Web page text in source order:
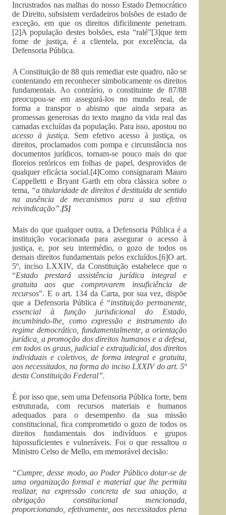
Incrustrados nas malhas do nosso Estado Democrático
de Direito, subsistem verdadeiros bolsões de estado de
exceção, em que os direitos dificilmente penetram.
[2]A população destes bolsões, esta “ralé”[3]que tem
fome de justiça, é a clientela, por excelência, da
Defensoria Pública.
A Constituição de 88 quis remediar este quadro, não se
contentando em reconhecer simbolicamente os direitos
fundamentais. Ao contrário, o constituinte de 87/88
preocupou-se em assegurá-los no mundo real, de
forma a transpor o abismo que ainda separa as
promessas generosas do texto magno da vida real das
camadas excluídas da população. Para isso, apostou no
acesso à justiça. Sem efetivo acesso à justiça, os
direitos, proclamados com pompa e circunstância nos
documentos jurídicos, tornam-se pouco mais do que
floreios retóricos em folhas de papel, desprovidos de
qualquer eficácia social.[4]Como consignaram Mauro
Cappelletti e Bryant Garth em obra clássica sobre o
tema, “a titularidade de direitos é destituída de sentido
na ausência de mecanismos para a sua efetiva
reivindicação”.[5]
Mais do que qualquer outra, a Defensoria Pública é a
instituição vocacionada para assegurar o acesso à
justiça, e, por seu intermédio, o gozo de todos os
demais direitos fundamentais pelos excluídos.[6]O art.
5º, inciso LXXIV, da Constituição estabelece que o
“Estado prestará assistência jurídica integral e
gratuita aos que comprovarem insuficiência de
recursos”. E o art. 134 da Carta, por sua vez, dispõe
que a Defensoria Pública é “instituição permanente,
essencial à função jurisdicional do Estado,
incumbindo-lhe, como expressão e instrumento do
regime democrático, fundamentalmente, a orientação
jurídica, a promoção dos direitos humanos e a defesa,
em todos os graus, judicial e extrajudicial, dos direitos
individuais e coletivos, de forma integral e gratuita,
aos necessitados, na forma do inciso LXXIV do art. 5º
desta Constituição Federal”.
É por isso que, sem uma Defensoria Pública forte, bem
estruturada, com recursos materiais e humanos
adequados para o desempenho da sua missão
constitucional, fica comprometido o gozo de todos os
direitos fundamentais dos indivíduos e grupos
hipossuficientes e vulneráveis. Foi o que ressaltou o
Ministro Celso de Mello, em memorável decisão:
“Cumpre, desse modo, ao Poder Público dotar-se de
uma organização formal e material que lhe permita
realizar, na expressão concreta de sua atuação, a
obrigação constitucional mencionada,
proporcionando, efetivamente, aos necessitados plena